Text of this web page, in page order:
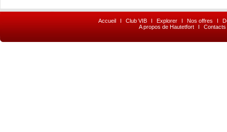
Accueil I Club VIB I Explorer I Nos offres I
A propos de Hautetfort
I Contacts